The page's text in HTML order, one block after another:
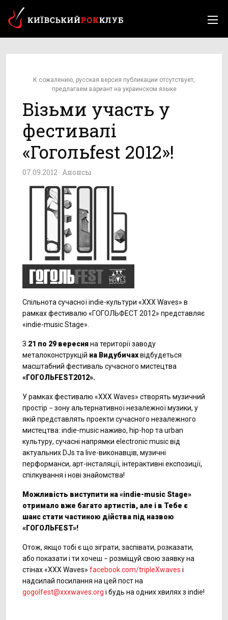
К сожалению, русская версия публикации отсутствует,
предлагаем вариант на украинском языке
Візьми участь у
фестивалі
«Гогольfest 2012»!
07.09.2012 · Анонсы
Спільнота сучасної indie-культури «XXX Waves» в
рамках фестивалю «ГОГОЛЬФЕСТ 2012» представляє
«indie-music Stage».
З 21 по 29 вересняна території заводу
металоконструкцій на Видубичахвідбудеться
масштабний фестиваль сучасного мистецтва
«ГОГОЛЬFEST2012».
У рамках фестивалю «ХХХ Waves» створять музичний
простір − зону альтернативної незалежної музики, у
якій представлять проекти сучасного незалежного
мистецтва: indie-music наживо, hip-hop та urban
культуру, сучасні напрямки electronic music від
актуальних DJs та live-виконавців, музичні
перформанси, арт-інсталяції, інтерактивні експозиції,
спілкування і нові знайомства!
Можливість виступити на «indie-music Stage»
отримало вже багато артистів, але і в Тебе є
шанс стати частиною дійства під назвою
«ГОГОЛЬFEST»!
Отож, якщо тобі є що зіграти, заспівати, розказати,
або показати і ти хочеш − розміщуй свою заявку на
стінах «XXX Waves» facebook.com/tripleXwaves і
надсилай посилання на цей пост на
gogolfest@xxxwaves.org і будь на одних хвилях з іndie!